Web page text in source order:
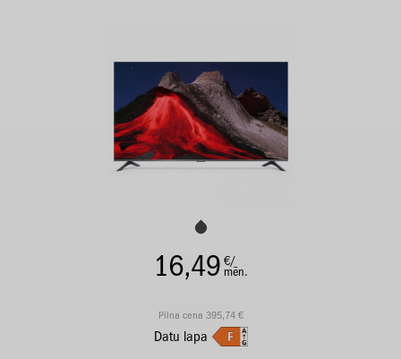
16,49 €/
mēn.
Pilna cena 395,74 €
Datu lapa